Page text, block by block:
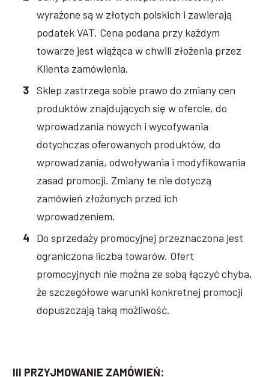
wyrażone są w złotych polskich i zawierają
podatek VAT. Cena podana przy każdym
towarze jest wiążąca w chwili złożenia przez
Klienta zamówienia.
Sklep zastrzega sobie prawo do zmiany cen
produktów znajdujących się w ofercie, do
wprowadzania nowych i wycofywania
dotychczas oferowanych produktów, do
wprowadzania, odwoływania i modyfikowania
zasad promocji. Zmiany te nie dotyczą
zamówień złożonych przed ich
wprowadzeniem.
Do sprzedaży promocyjnej przeznaczona jest
ograniczona liczba towarów. Ofert
promocyjnych nie można ze sobą łączyć chyba,
że szczegółowe warunki konkretnej promocji
dopuszczają taką możliwość.
III PRZYJMOWANIE ZAMÓWIEŃ: